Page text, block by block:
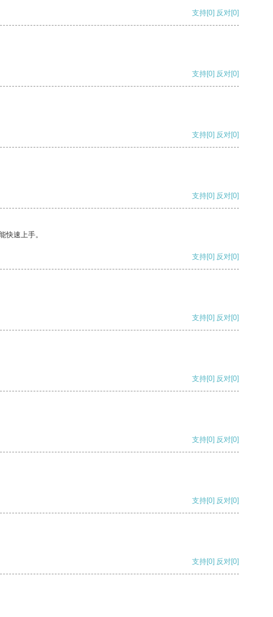
支持[0] 反对[0]
支持[0] 反对[0]
支持[0] 反对[0]
支持[0] 反对[0]
快速上手。
支持[0] 反对[0]
支持[0] 反对[0]
支持[0] 反对[0]
支持[0] 反对[0]
支持[0] 反对[0]
支持[0] 反对[0]